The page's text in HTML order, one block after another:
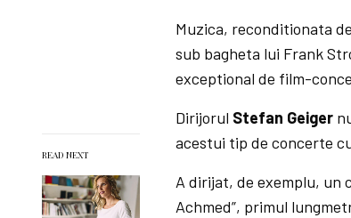
READ NEXT
Muzica, reconditionata
sub bagheta lui Frank
exceptional de film-
Dirijorul Stefan Geiger
acestui tip de concerte
A dirijat, de exemplu, un
Achmed”, primul